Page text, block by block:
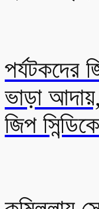
পর্যটকদের
ভাড়া
জিপ